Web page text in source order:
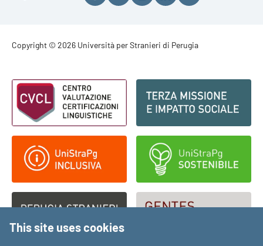
Footer - Copyright
Copyright © 2026 Università per Stranieri di Perugia
Footer - Loghi
This site uses cookies